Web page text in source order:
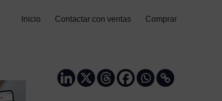
Inicio Contactar con ventas Comprar